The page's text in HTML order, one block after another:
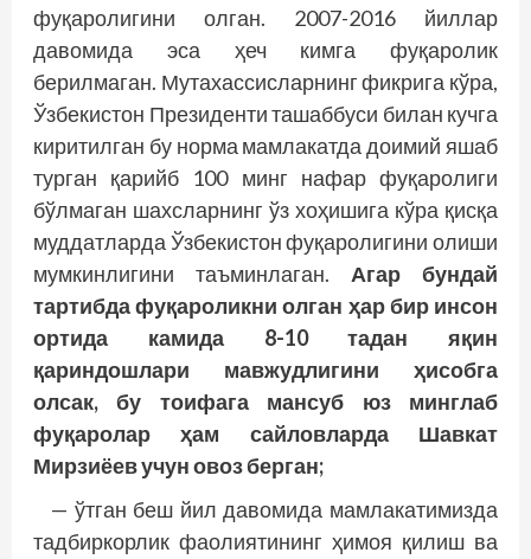
фуқаролигини олган. 2007-2016 йиллар
давомида эса ҳеч кимга фуқаролик
берилмаган. Мутахассисларнинг фикрига кўра,
Ўзбекистон Президенти ташаб­буси билан кучга
киритилган бу норма мамлакатда доимий яшаб
турган қарийб 100 минг нафар фуқаролиги
бўлмаган шахсларнинг ўз хоҳишига кўра қисқа
муддатларда Ўзбекистон фуқаролигини олиши
мумкинлигини таъминлаган. Агар бундай
тартибда фуқароликни олган ҳар бир инсон
ортида камида 8-10 тадан яқин
қариндошлари мавжудлигини ҳисобга
олсак, бу тоифага мансуб юз минглаб
фуқаролар ҳам сайловларда Шавкат
Мирзиёев учун овоз берган;
— ўтган беш йил давомида мамлакатимизда
тадбиркорлик фаолиятининг ҳимоя қилиш ва